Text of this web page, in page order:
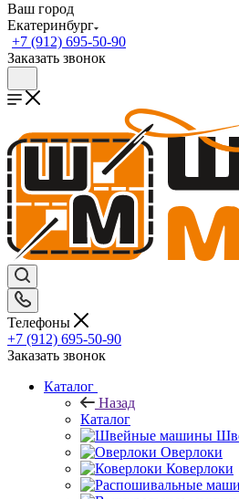
Ваш город
Екатеринбург
+7 (912) 695-50-90
Заказать звонок
Телефоны
+7 (912) 695-50-90
Заказать звонок
Каталог
Назад
Каталог
Оверлоки
Коверлоки